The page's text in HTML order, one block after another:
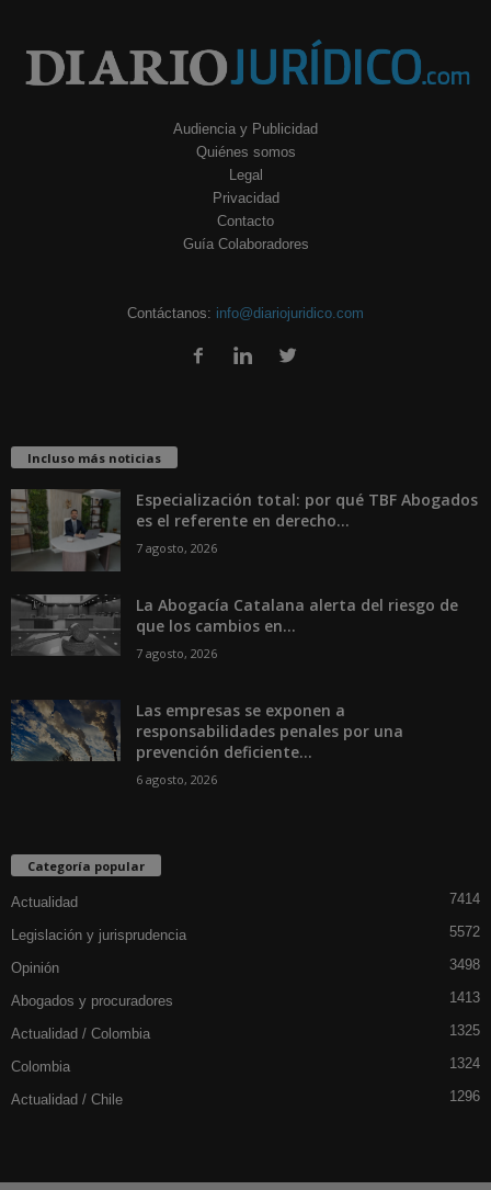
Audiencia y Publicidad
Quiénes somos
Legal
Privacidad
Contacto
Guía Colaboradores
Contáctanos: info@diariojuridico.com
Incluso más noticias
Especialización total: por qué TBF Abogados
es el referente en derecho...
7 agosto, 2026
La Abogacía Catalana alerta del riesgo de
que los cambios en...
7 agosto, 2026
Las empresas se exponen a
responsabilidades penales por una
prevención deficiente...
6 agosto, 2026
Categoría popular
Actualidad 7414
Legislación y jurisprudencia 5572
Opinión 3498
Abogados y procuradores 1413
Actualidad / Colombia 1325
Colombia 1324
Actualidad / Chile 1296